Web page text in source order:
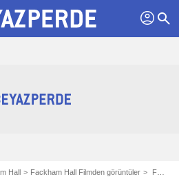
profil search
Hall Fackham Hall Filmden görüntüler Fackham Hall resimleri - Fotoğraf 3